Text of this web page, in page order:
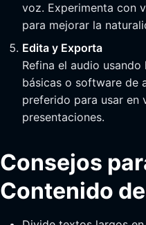
voz. Experimenta con
para mejorar la
Edita y Exporta
Refina el audio
básicas o software de
preferido para usar en
presentaciones.
Consejos
Contenido